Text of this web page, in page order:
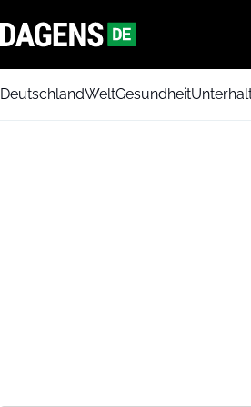
DeutschlandWeltGesundheit